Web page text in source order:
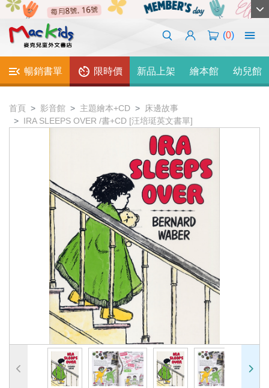
(0)
暢銷書單 限時價 新品上架 繪本館 幼兒館
首頁 影音館 主題繪本+CD
床邊故事
IRA SLEEPS OVER /書+CD [汪培珽英文書單]